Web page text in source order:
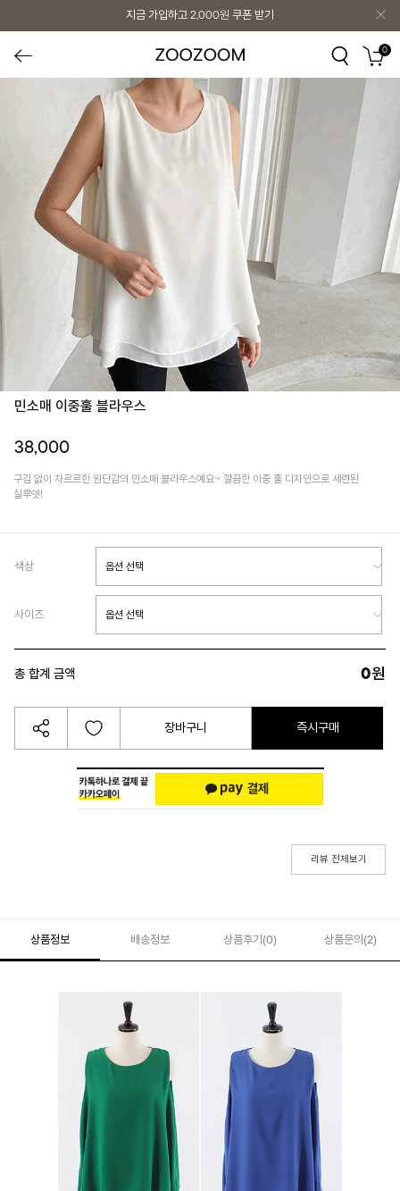
지금 가입하고 2,000원 쿠폰 받기
0
민소매 이중훌 블라우스
38,000
구김 없이 차르르한 원단감의 민소매 블라우스예요~ 깔끔한 이중 훌 디자인으로 세련된
실루엣!
색상
사이즈
총 합계 금액 0원
장바구니 즉시구매
리뷰 전체보기
상품정보 배송정보 상품후기(0) 상품문의 (2)